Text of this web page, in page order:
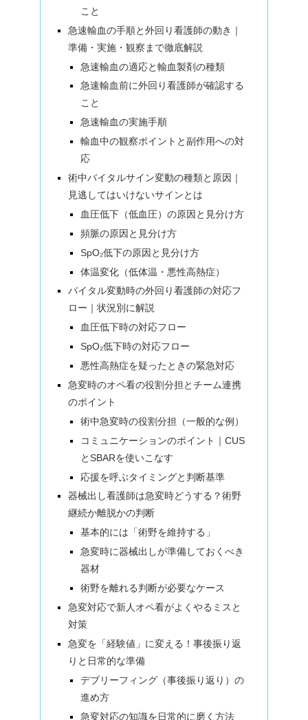
こと
急速輸血の手順と外回り看護師の動き｜
準備・実施・観察まで徹底解説
急速輸血の適応と輸血製剤の種類
急速輸血前に外回り看護師が確認する
こと
急速輸血の実施手順
輸血中の観察ポイントと副作用への対
応
術中バイタルサイン変動の種類と原因｜
見逃してはいけないサインとは
血圧低下（低血圧）の原因と見分け方
頻脈の原因と見分け方
SpO₂低下の原因と見分け方
体温変化（低体温・悪性高熱症）
バイタル変動時の外回り看護師の対応フ
ロー｜状況別に解説
血圧低下時の対応フロー
SpO₂低下時の対応フロー
悪性高熱症を疑ったときの緊急対応
急変時のオペ看の役割分担とチーム連携
のポイント
術中急変時の役割分担（一般的な例）
コミュニケーションのポイント｜CUS
とSBARを使いこなす
応援を呼ぶタイミングと判断基準
器械出し看護師は急変時どうする？術野
継続か離脱かの判断
基本的には「術野を維持する」
急変時に器械出しが準備しておくべき
器材
術野を離れる判断が必要なケース
急変対応で新人オペ看がよくやるミスと
対策
急変を「経験値」に変える！事後振り返
りと日常的な準備
デブリーフィング（事後振り返り）の
進め方
急変対応の知識を日常的に磨く方法